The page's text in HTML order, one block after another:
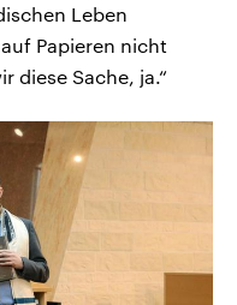
Leben
Papieren nicht
diese Sache, ja.“